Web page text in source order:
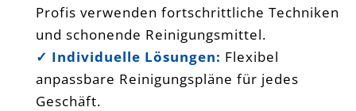
Profis verwenden fortschrittliche Techniken
und schonende Reinigungsmittel.
✓ Individuelle Lösungen: Flexibel
anpassbare Reinigungspläne für jedes
Geschäft.